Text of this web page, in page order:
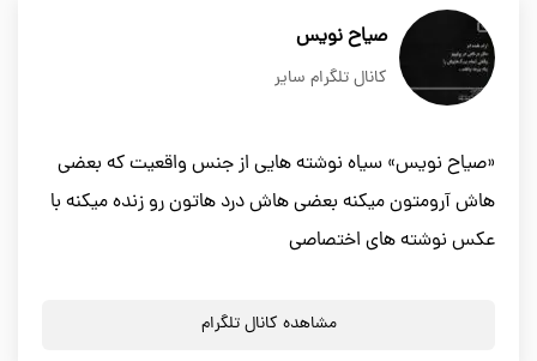
صیاح نویس
کانال تلگرام سایر
«صیاح نویس» سیاه نوشته هایی از جنس واقعیت که بعضی
هاش آرومتون میکنه بعضی هاش درد هاتون رو زنده میکنه با
عکس نوشته های اختصاصی
مشاهده کانال تلگرام